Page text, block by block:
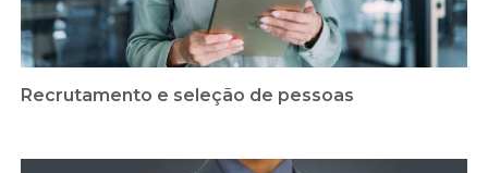
Recrutamento e seleção de pessoas